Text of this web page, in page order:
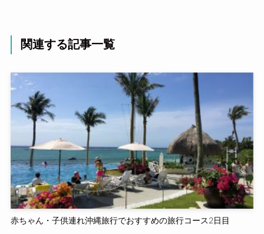
関連する記事一覧
赤ちゃん・子供連れ沖縄旅行でおすすめの旅行コース2日目